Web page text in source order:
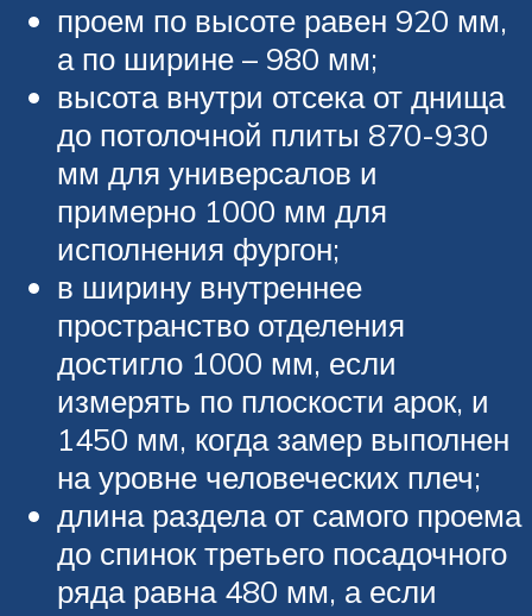
проем по высоте равен 920 мм,
а по ширине – 980 мм;
высота внутри отсека от днища
до потолочной плиты 870-930
мм для универсалов и
примерно 1000 мм для
исполнения фургон;
в ширину внутреннее
пространство отделения
достигло 1000 мм, если
измерять по плоскости арок, и
1450 мм, когда замер выполнен
на уровне человеческих плеч;
длина раздела от самого проема
до спинок третьего посадочного
ряда равна 480 мм, а если